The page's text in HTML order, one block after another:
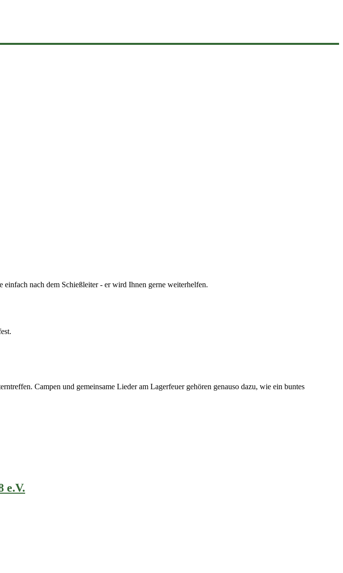
nach dem Schießleiter - er wird Ihnen gerne weiterhelfen.
Campen und gemeinsame Lieder am Lagerfeuer gehören genauso dazu, wie ein buntes
e.V.